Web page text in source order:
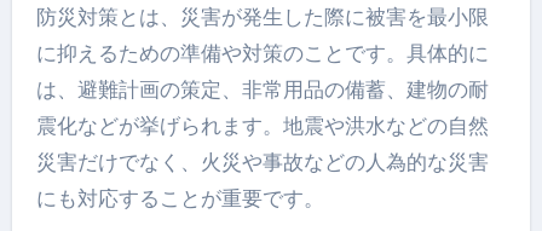
防災対策とは、災害が発生した際に被害を最小限
に抑えるための準備や対策のことです。具体的に
は、避難計画の策定、非常用品の備蓄、建物の耐
震化などが挙げられます。地震や洪水などの自然
災害だけでなく、火災や事故などの人為的な災害
にも対応することが重要です。